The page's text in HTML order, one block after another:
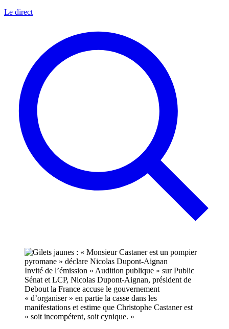
Le direct
Invité de l’émission « Audition publique » sur Public
Sénat et LCP, Nicolas Dupont-Aignan, président de
Debout la France accuse le gouvernement
« d’organiser » en partie la casse dans les
manifestations et estime que Christophe Castaner est
« soit incompétent, soit cynique. »